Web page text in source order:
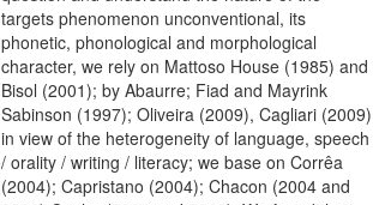
targets phenomenon unconventional, its
phonetic, phonological and morphological
character, we rely on Mattoso House (1985) and
Bisol (2001); by Abaurre; Fiad and Mayrink
Sabinson (1997); Oliveira (2009), Cagliari
in view of the heterogeneity of language, speech
/ orality / writing / literacy; we base on Corrêa
(2004); Capristano (2004); Chacon (2004 and